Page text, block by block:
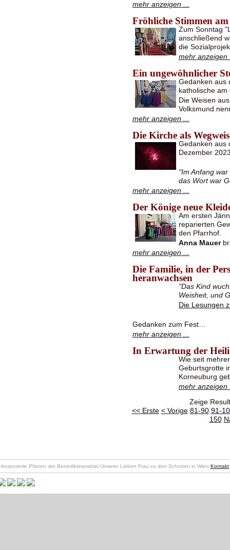
mehr anzeigen ...
Fröhliche Stimmen
Zum Sonntag
anschließend
die
mehr anzeigen
Ein ungewöhnlicher
Gedanken aus
katholische am
Die Weisen
Volksmund
mehr anzeigen ...
Die Kirche als
Gedanken aus
Dezember
"Im Anfang
das Wort war
mehr anzeigen ...
Der Könige neue
Am ersten
reparierten
den Pfarrhof.
Anna Mauer
mehr anzeigen ...
Die Familie, in der
heranwachsen
"Das Kind
Weisheit, und
Die Lesungen
Gedanken zum Fest…
mehr anzeigen ...
In Erwartung der
Wie seit
Geburtsgrotte
Korneuburg
mehr anzeigen
Zeige
<< Erste < Vorige 81-90 91-
150
Pfarren der Benediktinerabtei Unserer Lieben Frau zu den Schotten in Wien Kontakt